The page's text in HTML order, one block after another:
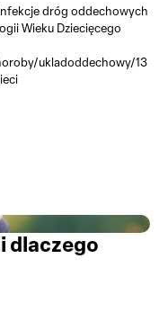
dróg oddechowych
Wieku Dziecięcego
ukladoddechowy/13
dlaczego